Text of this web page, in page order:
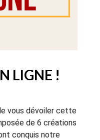
LIGNE !
vous dévoiler cette
de 6 créations
conquis notre